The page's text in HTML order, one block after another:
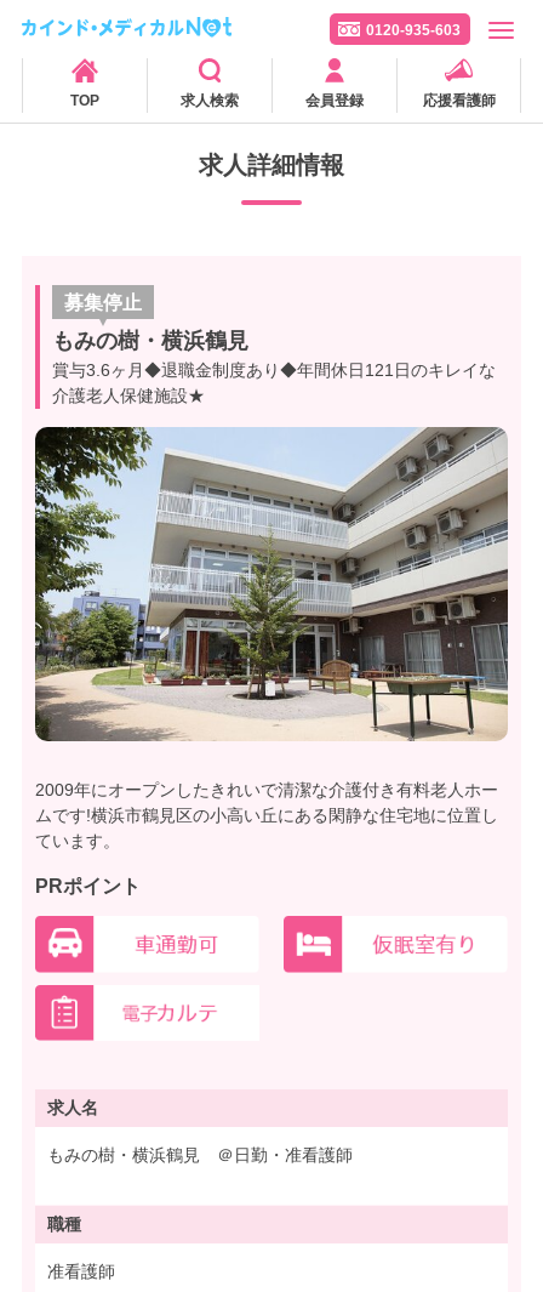
0120-935-603
TOP 求人検索 会員登録 応援看護師
求人詳細情報
募集停止
もみの樹・横浜鶴見
賞与3.6ヶ月◆退職金制度あり◆年間休日121日のキレイな
介護老人保健施設★
2009年にオープンしたきれいで清潔な介護付き有料老人ホー
ムです!横浜市鶴見区の小高い丘にある閑静な住宅地に位置し
ています。
PRポイント
求人名
もみの樹・横浜鶴見 ＠日勤・准看護師
職種
准看護師